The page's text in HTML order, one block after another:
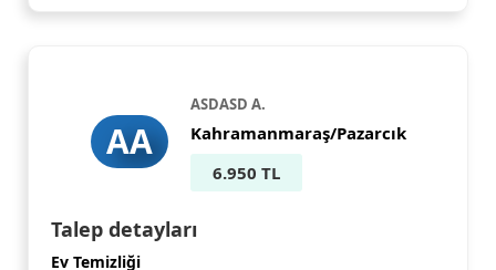
AA
ASDASD A.
Kahramanmaraş/Pazarcık
6.950 TL
Talep detayları
Ev Temizliği